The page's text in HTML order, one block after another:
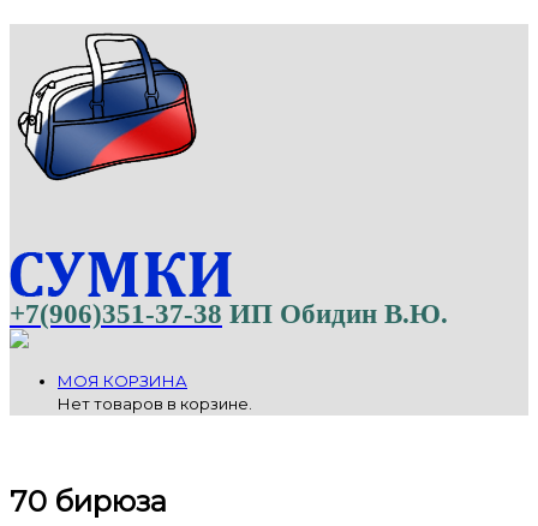
+7(906)351-37-38 ИП Обидин В.Ю.
МОЯ КОРЗИНА
Нет товаров в корзине.
70 бирюза